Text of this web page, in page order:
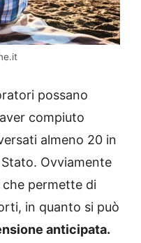
possano
compiuto
almeno 20 in
Ovviamente
che permette di
in quanto si può
anticipata.